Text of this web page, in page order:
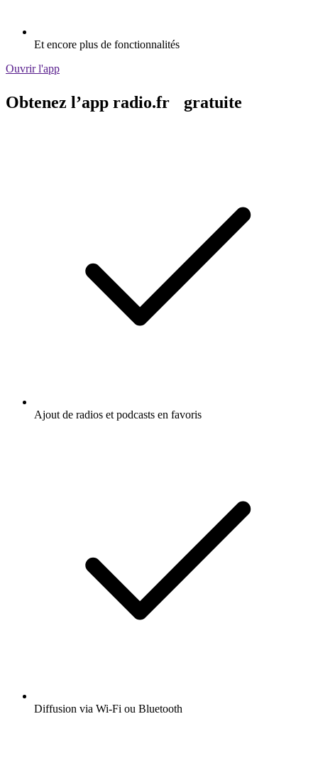
Et encore plus de fonctionnalités
Ouvrir l'app
Obtenez l’app radio.fr gratuite
Ajout de radios et podcasts en favoris
Diffusion via Wi-Fi ou Bluetooth